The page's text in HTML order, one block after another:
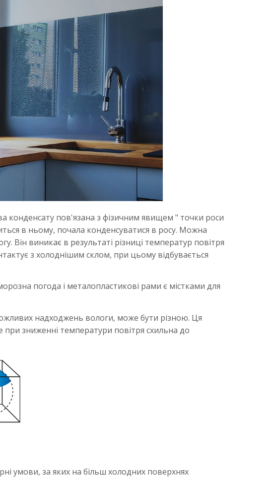
конденсату пов'язана з фізичним явищем " точки роси
в ньому, почала конденсуватися в росу. Можна
Він виникає в результаті різниці температур повітря
з холоднішим склом, при цьому відбувається
погода і металопластикові рами є містками для
надходжень вологи, може бути різною. Ця
при зниженні температури повітря схильна до
умови, за яких на більш холодних поверхнях